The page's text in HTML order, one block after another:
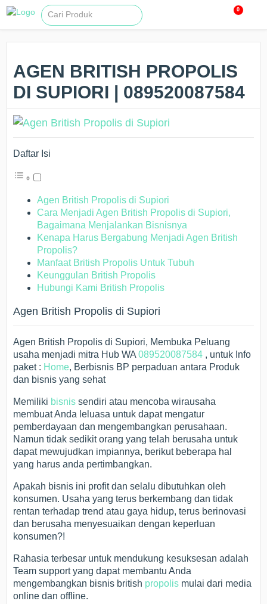
0
AGEN BRITISH PROPOLIS
DI SUPIORI | 089520087584
Daftar Isi
Agen British Propolis di Supiori
Cara Menjadi Agen British Propolis di Supiori,
Bagaimana Menjalankan Bisnisnya
Kenapa Harus Bergabung Menjadi Agen British
Propolis?
Manfaat British Propolis Untuk Tubuh
Keunggulan British Propolis
Hubungi Kami British Propolis
Agen British Propolis di Supiori
Agen British Propolis di Supiori, Membuka Peluang
usaha menjadi mitra Hub WA089520087584 , untuk Info
paket : Home, Berbisnis BP perpaduan antara Produk
dan bisnis yang sehat
Memiliki bisnis sendiri atau mencoba wirausaha
membuat Anda leluasa untuk dapat mengatur
pemberdayaan dan mengembangkan perusahaan.
Namun tidak sedikit orang yang telah berusaha untuk
dapat mewujudkan impiannya, berikut beberapa hal
yang harus anda pertimbangkan.
Apakah bisnis ini profit dan selalu dibutuhkan oleh
konsumen. Usaha yang terus berkembang dan tidak
rentan terhadap trend atau gaya hidup, terus berinovasi
dan berusaha menyesuaikan dengan keperluan
konsumen?!
Rahasia terbesar untuk mendukung kesuksesan adalah
Team support yang dapat membantu Anda
mengembangkan bisnis british propolis mulai dari media
online dan offline.